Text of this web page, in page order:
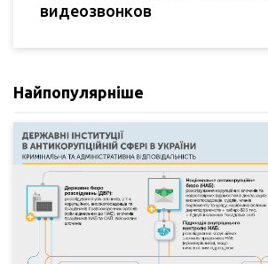
видеозвонков
Найпопулярніше